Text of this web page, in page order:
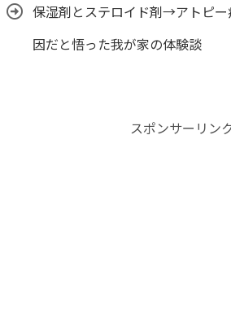
保湿剤とステロイド剤→アトピー
因だと悟った我が家の体験談
スポンサーリン